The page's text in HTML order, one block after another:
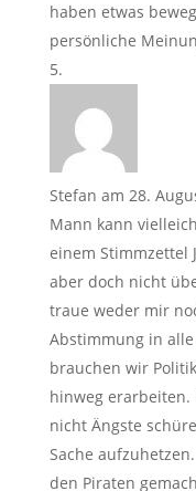
haben etwas
persönliche
Stefan am 28.
Mann kann
einem Stimmzettel
aber doch nicht
traue weder mir
Abstimmung in
brauchen wir
hinweg erarbeiten.
nicht Ängste
Sache
den Piraten